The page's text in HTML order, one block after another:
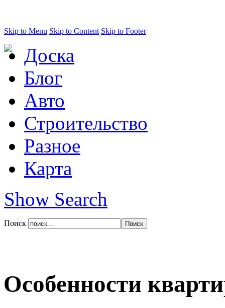
Skip to Menu Skip to Content Skip to Footer
Доска
Блог
Авто
Строительство
Разное
Карта
Show Search
Поиск
Особенности